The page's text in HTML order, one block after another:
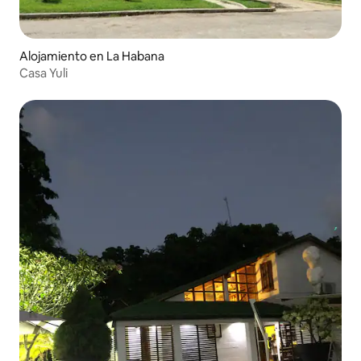
Alojamiento en La Habana
Casa Yuli